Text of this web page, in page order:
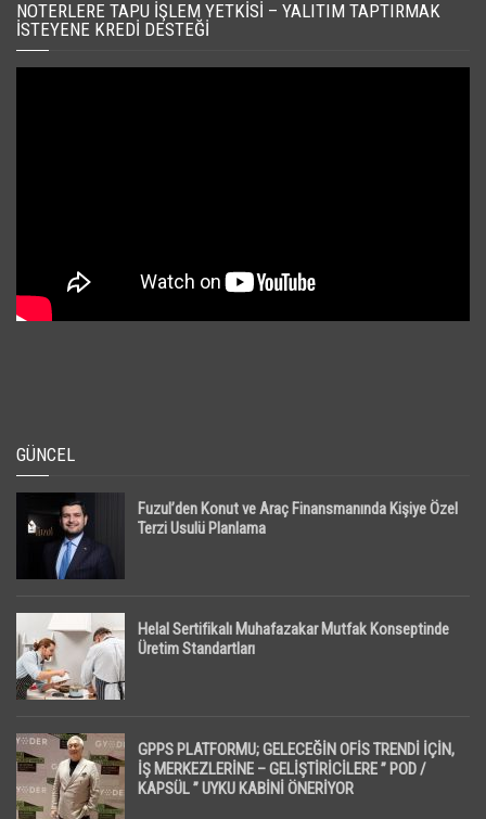
NOTERLERE TAPU İŞLEM YETKISI – YALITIM TAPTIRMAK
İSTEYENE KREDI DESTEĞI
GÜNCEL
Fuzul’den Konut ve Araç Finansmanında Kişiye Özel
Terzi Usulü Planlama
Helal Sertifikalı Muhafazakar Mutfak Konseptinde
Üretim Standartları
GPPS PLATFORMU; GELECEĞİN OFİS TRENDİ İÇİN,
İŞ MERKEZLERİNE – GELİŞTİRİCİLERE ” POD /
KAPSÜL ” UYKU KABİNİ ÖNERİYOR